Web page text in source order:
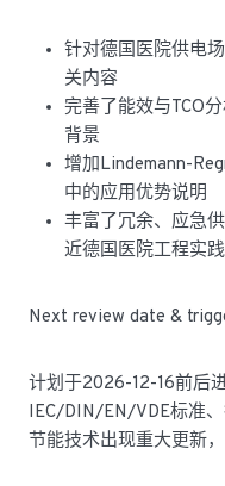
针对德国医院供电
关内容
完善了能效与TCO
背景
增加Lindemann-
中的应用优势说明
丰富了冗余、应急
近德国医院工程实践
Next review date &
计划于2026-12-16前后
IEC/DIN/EN/VDE标准
节能技术出现重大更新